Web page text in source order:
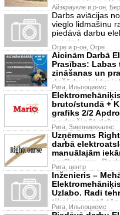
Айзкраукле и р-он,
Darbs aviācijas
vieglo lidmašīnu
piedāvā darbu
sporta l
Огре и р-он, Огре
Aicinām Darbā
Prasības: Labas
zināšanas un
dažādu
Рига, Ильгюциемс
bruto/stundā +
grafiks 2/2
nodrošināt
Рига, Зиепниеккалнс
Uzņēmums
darbā
manuālajām
aprīkojumu.
Рига, центр
Inženieris –
Uzlabo. Radi
tikai remontē
Рига, Ильгюциемс